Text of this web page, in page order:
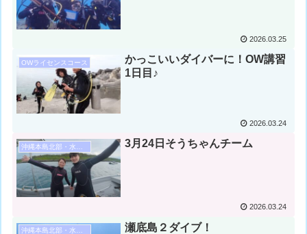
2026.03.25
OWライセンスコース
かっこいいダイバーに！OW講習
1日目♪
2026.03.24
3月24日そうちゃんチーム
2026.03.24
瀬底島２ダイブ！